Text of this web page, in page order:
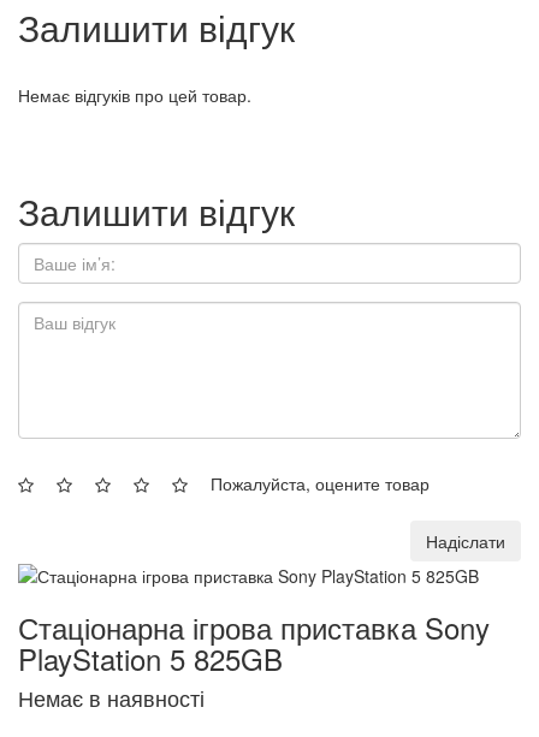
Залишити відгук
Немає відгуків про цей товар.
Залишити відгук
Пожалуйста, оцените товар
Надіслати
Стаціонарна ігрова приставка Sony
PlayStation 5 825GB
Немає в наявності